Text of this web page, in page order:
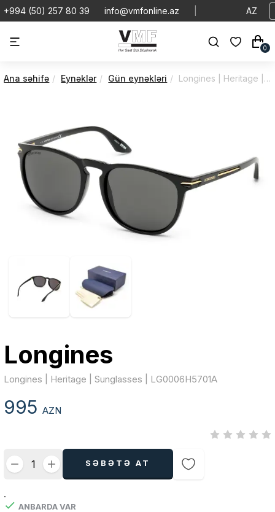
+994 (50) 257 80 39 info@vmfonline.az AZ
0
Ana səhifə Eynəklər Gün eynəkləri Longines | Heritage | Sunglasses | LG0006H5701A
Longines
Longines | Heritage | Sunglasses | LG0006H5701A
995AZN
SƏBƏTƏ AT
.
ANBARDA VAR